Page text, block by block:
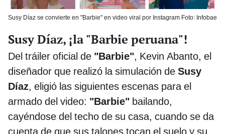
Susy Díaz se convierte en "Barbie" en video viral por Instagram Foto: Infobae
Susy Díaz, ¡la "Barbie peruana"!
Del tráiler oficial de "Barbie", Kevin Abanto, el
diseñador que realizó la simulación de Susy
Díaz, eligió las siguientes escenas para el
armado del video: "Barbie" bailando,
cayéndose del techo de su casa, cuando se da
cuenta de que sus talones tocan el suelo y su